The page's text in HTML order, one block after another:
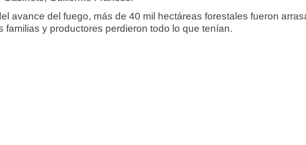
avance del fuego, más de 40 mil hectáreas forestales fueron
familias y productores perdieron todo lo que tenían.